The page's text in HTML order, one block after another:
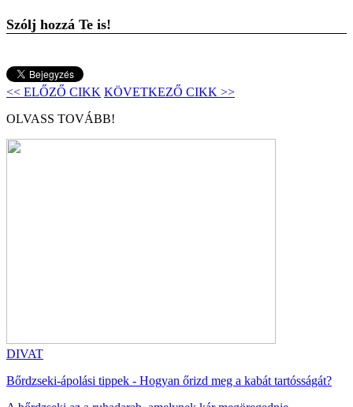
Szólj hozzá Te is!
<< ELŐZŐ CIKK KÖVETKEZŐ CIKK >>
OLVASS TOVÁBB!
DIVAT
Bőrdzseki-ápolási tippek - Hogyan őrizd meg a kabát tartósságát?